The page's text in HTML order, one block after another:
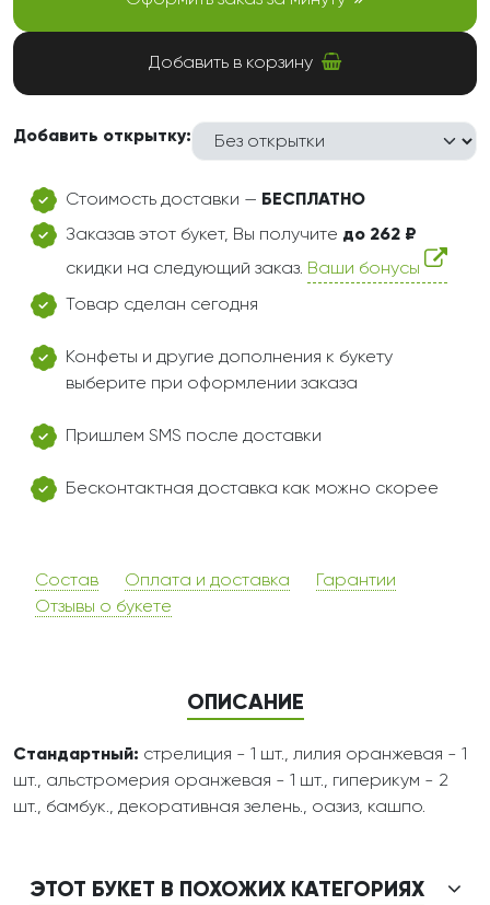
Добавить в корзину
Добавить открытку:
Стоимость доставки — БЕСПЛАТНО
Заказав этот букет, Вы получите до 262 ₽
скидки на следующий заказ. Ваши бонусы
Товар сделан сегодня
Конфеты и другие дополнения к букету
выберите при оформлении заказа
Пришлем SMS после доставки
Бесконтактная доставка как можно скорее
Состав Оплата и доставка
Гарантии
Отзывы о букете
ОПИСАНИЕ
Стандартный: стрелиция - 1 шт., лилия оранжевая - 1
шт., альстромерия оранжевая - 1 шт., гиперикум - 2
шт., бамбук., декоративная зелень., оазиз, кашпо.
ЭТОТ БУКЕТ В ПОХОЖИХ КАТЕГОРИЯХ